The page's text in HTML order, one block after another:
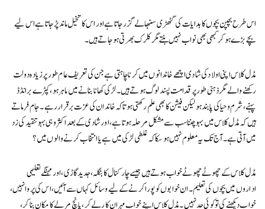
اس طرح بچپن بچوں کا ہدایات کی گٹھڑی سنبھالے گزر جاتا ہے اور اس کا تخیل ماند پڑ جاتا ہے اس لیے
بچے بڑے ہو کر کبھی بھی نواب نہیں بنتے مگر کلرک بھرتی ہو جاتے ہیں۔
مڈل کلاس اپنی اولاد کی شادی اچھے خاندانوں میں کرنا چاہتی ہے جن کی تعریف عام طور پر زیادہ دولت
رکھنے والے مگر ذہنی طور پر قدامت پسند لوگ ہوتے ہیں۔ لڑکی کھانا بنانے میں ماہر ہو، کپڑے برانڈڈ
پہنے، شرم و حیا کی پابند ہو لیکن فیشن کا بھی علم رکھتی ہو تاکہ خاندان کی عزت برقرار رہے۔ جام فرماتے
ہیں کہ مڈل کلاس میں بہو چننا سب سے مشکل مرحلہ ہوتا ہے، اور شادی کے بعد اکثر وہی بہو تنقید کی زد
میں آتی ہے۔ آج تک یہ معلوم نہیں ہو سکا کہ غلطی لڑکی میں ہے یا انتخاب کرنے والوں میں؟
مڈل کلاس کے چھوٹے چھوٹے خواب ہوتے ہیں جیسے چار کنال کا بنگلہ، جدید گاڑی، اور مہنگے تعلیمی
اداروں میں بچوں کی تعلیم۔ ان خوابوں کو پورا کرنے کے لیے وسائل کہاں سے آئیں، اس کی پروا نہیں،
خواب دیکھنے کی تو کوئی حد نہیں۔ مڈل کلاس اپنے خواب مہران کار لے کر، پانچ مرلے کا مکان بنا کر،